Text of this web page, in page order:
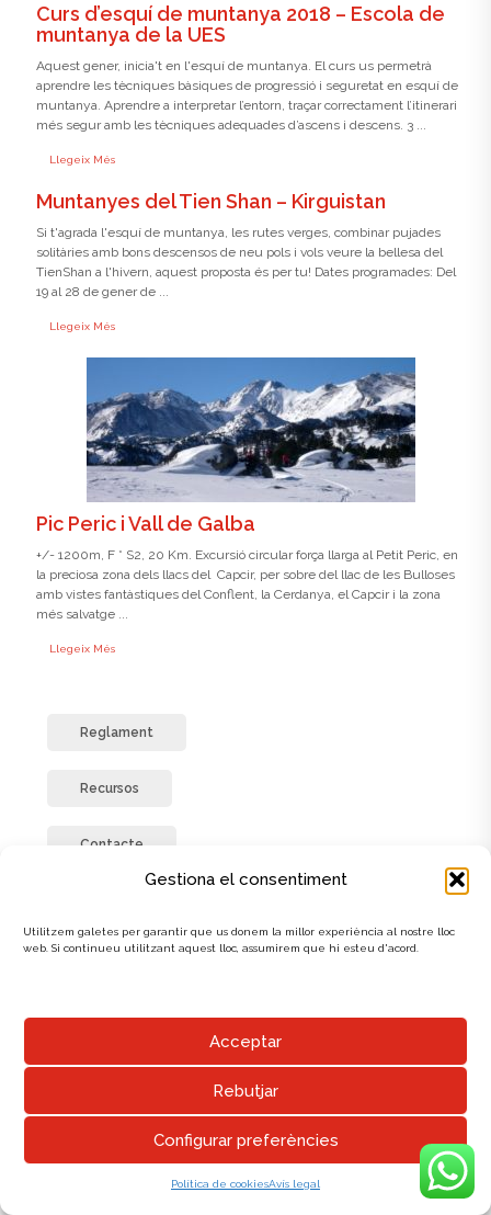
Gestiona el consentiment
Utilitzem galetes per garantir que us donem la millor experiència al nostre lloc
web. Si continueu utilitzant aquest lloc, assumirem que hi esteu d'acord.
Acceptar
Rebutjar
Configurar preferències
Política de cookiesAvís legal
Curs d’esquí de muntanya 2018 – Escola de
muntanya de la UES
Aquest gener, inicia't en l'esquí de muntanya. El curs us permetrà
aprendre les tècniques bàsiques de progressió i seguretat en esquí de
muntanya. Aprendre a interpretar l’entorn, traçar correctament l’itinerari
més segur amb les tècniques adequades d’ascens i descens. 3 ...
Llegeix Més
Muntanyes del Tien Shan – Kirguistan
Si t'agrada l'esquí de muntanya, les rutes verges, combinar pujades
solitàries amb bons descensos de neu pols i vols veure la bellesa del
TienShan a l'hivern, aquest proposta és per tu! Dates programades: Del
19 al 28 de gener de ...
Llegeix Més
Pic Peric i Vall de Galba
+/- 1200m, F * S2, 20 Km. Excursió circular força llarga al Petit Peric, en
la preciosa zona dels llacs del Capcir, per sobre del llac de les Bulloses
amb vistes fantàstiques del Conflent, la Cerdanya, el Capcir i la zona
més salvatge ...
Llegeix Més
Reglament
Recursos
Contacte
Whatsapp : Telèfon 638 941 307
12h.